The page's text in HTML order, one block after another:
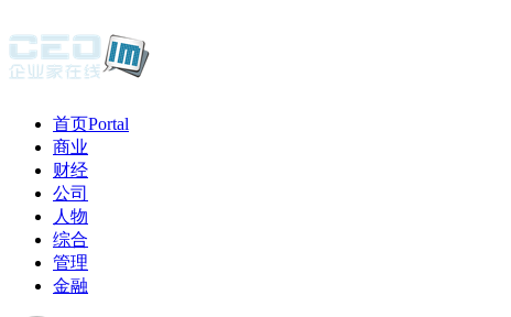
首页Portal
商业
财经
公司
人物
综合
管理
金融